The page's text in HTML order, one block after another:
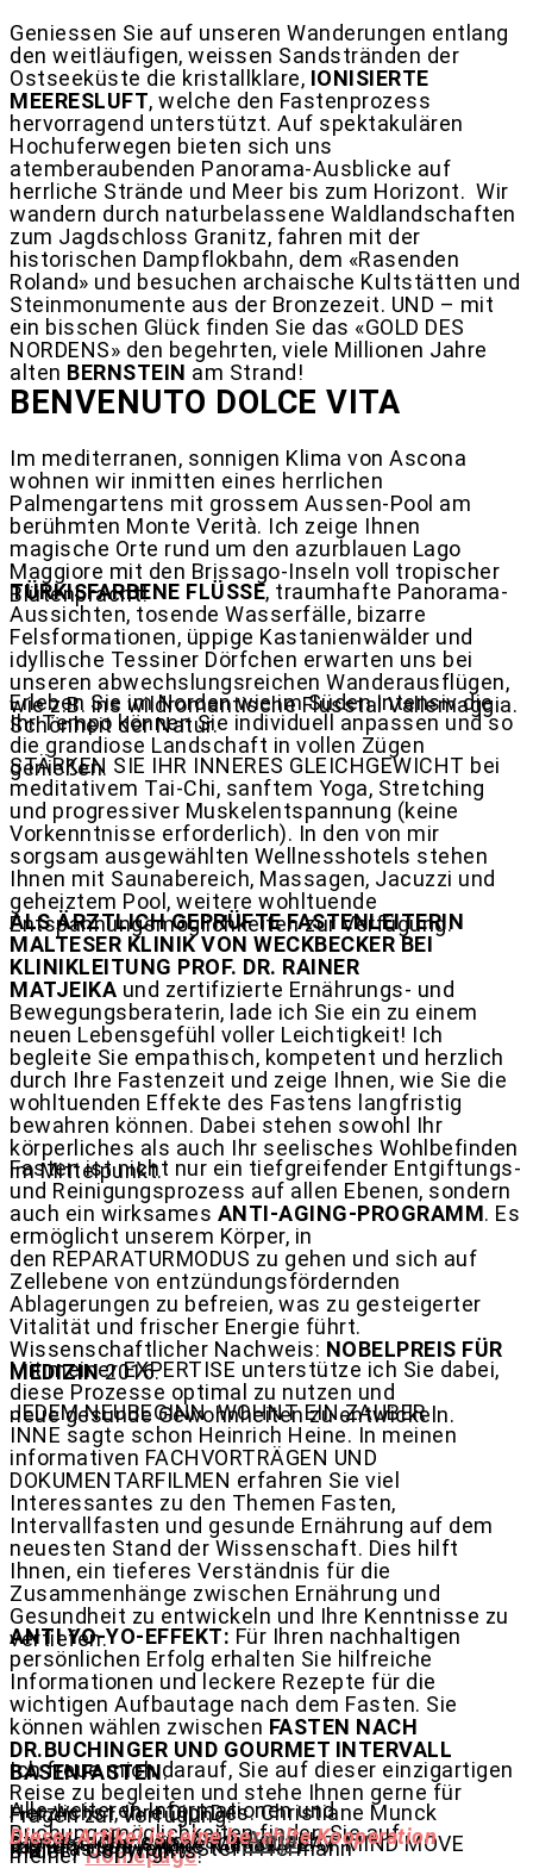
Geniessen Sie auf unseren Wanderungen entlang
den weitläufigen, weissen Sandstränden der
Ostseeküste die kristallklare, IONISIERTE
MEERESLUFT, welche den Fastenprozess
hervorragend unterstützt. Auf spektakulären
Hochuferwegen bieten sich uns
atemberaubenden Panorama-Ausblicke auf
herrliche Strände und Meer bis zum Horizont. Wir
wandern durch naturbelassene Waldlandschaften
zum Jagdschloss Granitz, fahren mit der
historischen Dampflokbahn, dem «Rasenden
Roland» und besuchen archaische Kultstätten und
Steinmonumente aus der Bronzezeit. UND – mit
ein bisschen Glück finden Sie das «GOLD DES
NORDENS» den begehrten, viele Millionen Jahre
alten BERNSTEIN am Strand!
BENVENUTO DOLCE VITA
Im mediterranen, sonnigen Klima von Ascona
wohnen wir inmitten eines herrlichen
Palmengartens mit grossem Aussen-Pool am
berühmten Monte Verità. Ich zeige Ihnen
magische Orte rund um den azurblauen Lago
Maggiore mit den Brissago-Inseln voll tropischer
Blütenpracht!
TÜRKISFARBENE FLÜSSE, traumhafte Panorama-
Aussichten, tosende Wasserfälle, bizarre
Felsformationen, üppige Kastanienwälder und
idyllische Tessiner Dörfchen erwarten uns bei
unseren abwechslungsreichen Wanderausflügen,
wie z.B. ins wildromantische Flusstal Vallemaggia.
Erleben Sie im Norden wie im Süden intensiv die
Schönheit der Natur.
Ihr Tempo können Sie individuell anpassen und so
die grandiose Landschaft in vollen Zügen
genießen.
STÄRKEN SIE IHR INNERES GLEICHGEWICHT bei
meditativem Tai-Chi, sanftem Yoga, Stretching
und progressiver Muskelentspannung (keine
Vorkenntnisse erforderlich). In den von mir
sorgsam ausgewählten Wellnesshotels stehen
Ihnen mit Saunabereich, Massagen, Jacuzzi und
geheiztem Pool, weitere wohltuende
Entspannungsmöglichkeiten zur Verfügung.
ALS ÄRZTLICH GEPRÜFTE FASTENLEITERIN
MALTESER KLINIK VON WECKBECKER BEI
KLINIKLEITUNG PROF. DR. RAINER
MATJEIKA und zertifizierte Ernährungs- und
Bewegungsberaterin, lade ich Sie ein zu einem
neuen Lebensgefühl voller Leichtigkeit! Ich
begleite Sie empathisch, kompetent und herzlich
durch Ihre Fastenzeit und zeige Ihnen, wie Sie die
wohltuenden Effekte des Fastens langfristig
bewahren können. Dabei stehen sowohl Ihr
körperliches als auch Ihr seelisches Wohlbefinden
im Mittelpunkt.
Fasten ist nicht nur ein tiefgreifender Entgiftungs-
und Reinigungsprozess auf allen Ebenen, sondern
auch ein wirksames ANTI-AGING-PROGRAMM. Es
ermöglicht unserem Körper, in
den REPARATURMODUS zu gehen und sich auf
Zellebene von entzündungsfördernden
Ablagerungen zu befreien, was zu gesteigerter
Vitalität und frischer Energie führt.
Wissenschaftlicher Nachweis: NOBELPREIS FÜR
MEDIZIN2016.
Mit meiner EXPERTISE unterstütze ich Sie dabei,
diese Prozesse optimal zu nutzen und
neue gesunde Gewohnheiten zu entwickeln.
JEDEM NEUBEGINN WOHNT EIN ZAUBER
INNE sagte schon Heinrich Heine. In meinen
informativen FACHVORTRÄGEN UND
DOKUMENTARFILMEN erfahren Sie viel
Interessantes zu den Themen Fasten,
Intervallfasten und gesunde Ernährung auf dem
neuesten Stand der Wissenschaft. Dies hilft
Ihnen, ein tieferes Verständnis für die
Zusammenhänge zwischen Ernährung und
Gesundheit zu entwickeln und Ihre Kenntnisse zu
vertiefen.
ANTI YO-YO-EFFEKT: Für Ihren nachhaltigen
persönlichen Erfolg erhalten Sie hilfreiche
Informationen und leckere Rezepte für die
wichtigen Aufbautage nach dem Fasten. Sie
können wählen zwischen FASTEN NACH
DR.BUCHINGER UND GOURMET INTERVALL
BASENFASTEN.
Ich freue mich darauf, Sie auf dieser einzigartigen
Reise zu begleiten und stehe Ihnen gerne für
Fragen zur Verfügung!
Herzlichst, Ihre Dipl.Des. Christiane Munck
Alle weiteren Informationen und
Buchungsmöglichkeiten finden Sie auf
meinerHomepage.
Bilder / Copyrights:
mainfastenwerk / Steffi Hermann
fasten-liebe / Anke Köhler
Dipl.Des. Christiane Munck / EAT MIND MOVE
stock.adobe.com / shellygraphy
Dieser Artikel ist eine bezahlte Kooperation
Anja